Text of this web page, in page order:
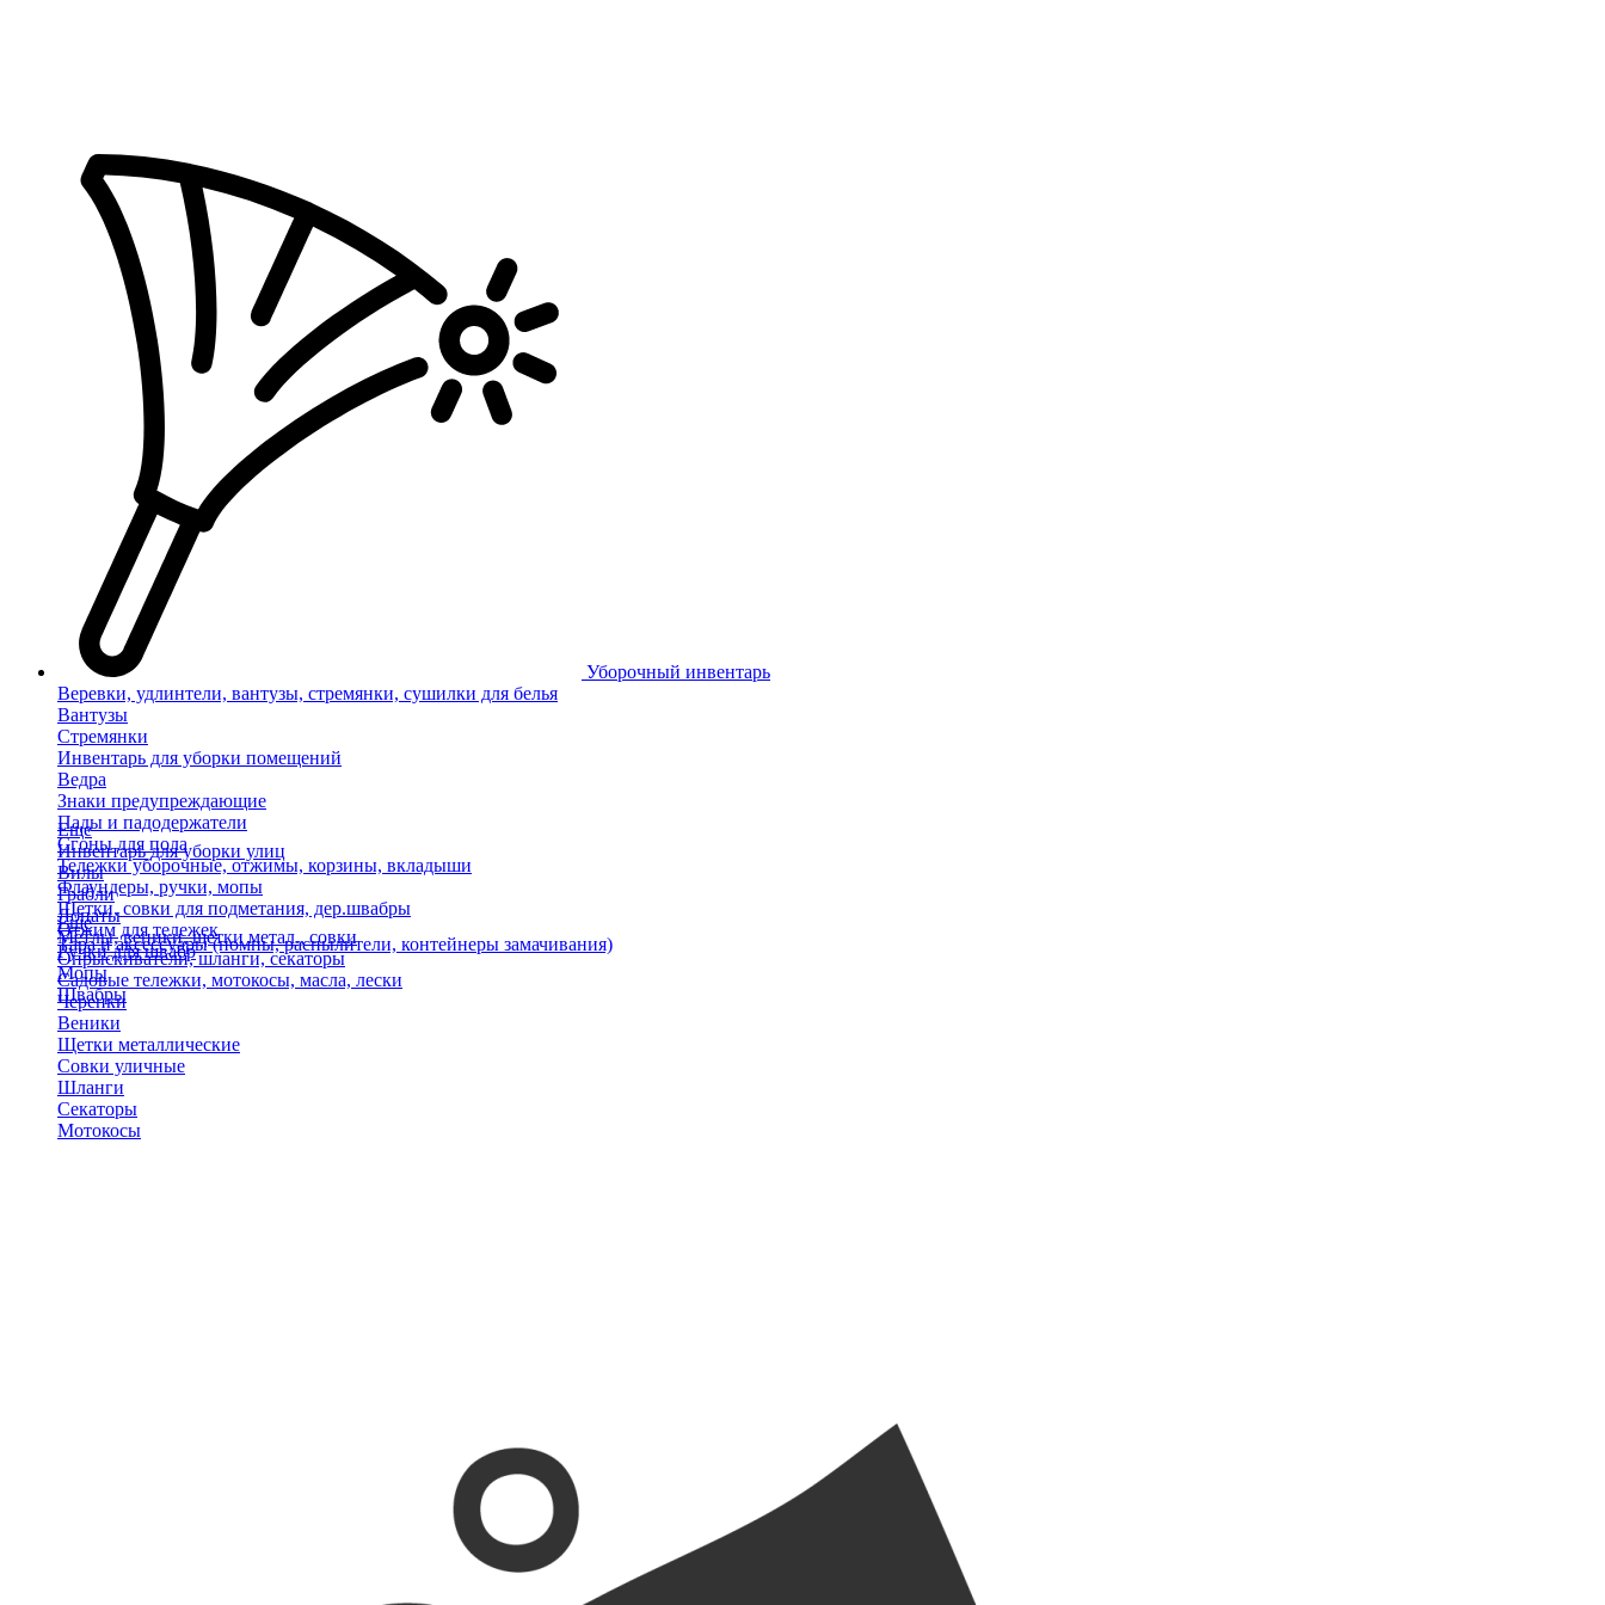
Уборочный инвентарь
Веревки, удлинтели, вантузы, стремянки, сушилки для белья
Вантузы
Стремянки
Инвентарь для уборки помещений
Ведра
Знаки предупреждающие
Пады и падодержатели
Сгоны для пола
Тележки уборочные, отжимы, корзины, вкладыши
Флаундеры, ручки, мопы
Щетки, совки для подметания, дер.швабры
Отжим для тележек
Ручки для швабр
Мопы
Швабры
Еще
Инвентарь для уборки улиц
Вилы
Грабли
Лопаты
Метлы, веники, щетки метал., совки
Опрыскиватели, шланги, секаторы
Садовые тележки, мотокосы, масла, лески
Черенки
Веники
Щетки металлические
Совки уличные
Шланги
Секаторы
Мотокосы
Еще
Тара и аксессуары (помпы, распылители, контейнеры замачивания)